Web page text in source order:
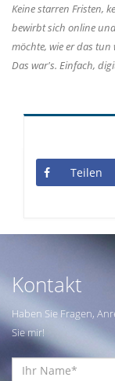
Keine starren Fristen,
bewirbt sich online
möchte, wie er das
Das war's. Einfach,
Teilen
Kontakt
Haben Sie Fragen,
Sie mir!